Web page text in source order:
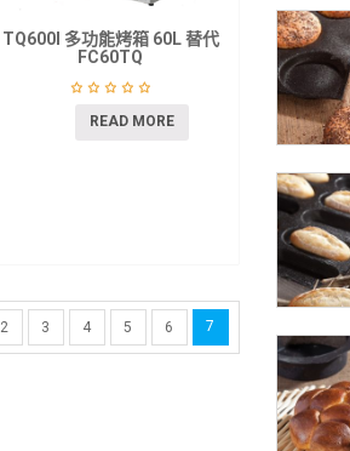
TQ600I 多功能烤箱 60L 替代
FC60TQ
READ MORE
2 3 4 5 6 7